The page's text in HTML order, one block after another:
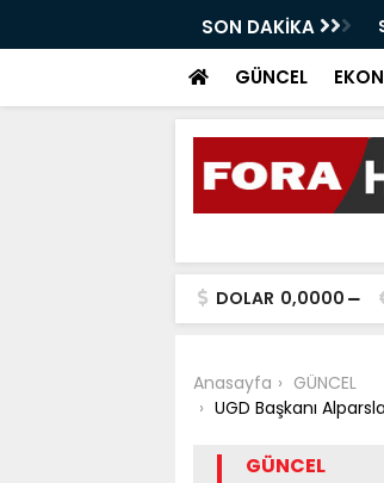
SON DAKİKA
Bir Tekkeköy İçin Çalışıyoruz"
GÜNCEL
DOLAR 0,0000
Anasayfa
GÜNCEL
UGD Başkanı
GÜNCEL